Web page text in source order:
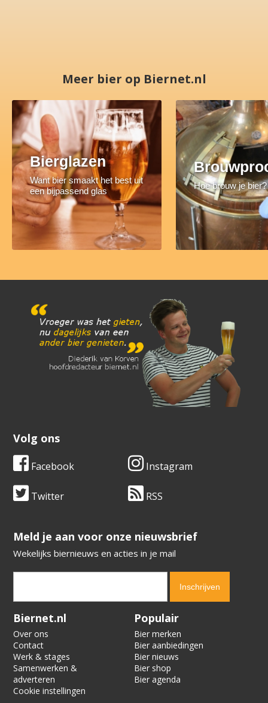
Meer bier op Biernet.nl
Bierglazen
Want bier smaakt het best uit
een bijpassend glas
Hoe brouw je bier?
Volg ons
Facebook Instagram
Twitter RSS
​​​​​​​Meld je aan voor onze nieuwsbrief
Wekelijks biernieuws en acties in je mail
Verification code:
Biernet.nl
Over ons
Contact
Werk & stages
Samenwerken &
adverteren
Cookie instellingen
Populair
Bier merken
Bier aanbiedingen
Bier nieuws
Bier shop
Bier agenda